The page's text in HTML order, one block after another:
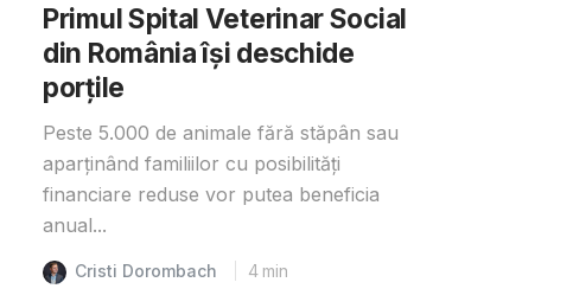
Primul Spital Veterinar Social
din România își deschide
porțile
Peste 5.000 de animale fără stăpân sau
aparținând familiilor cu posibilități
financiare reduse vor putea beneficia
anual...
Cristi Dorombach 4 min